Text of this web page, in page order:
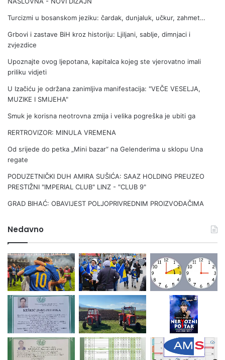
Turcizmi u bosanskom jeziku: čardak, dunjaluk, učkur, zahmet…
Grbovi i zastave BiH kroz historiju: Ljiljani, sablje, dimnjaci i
zvjezdice
Upoznajte ovog ljepotana, kapitalca kojeg ste vjerovatno imali
priliku vidjeti
U Izačiću je održana zanimljiva manifestacija: "VEČE VESELJA,
MUZIKE I SMIJEHA"
Smuk je korisna neotrovna zmija i velika pogreška je ubiti ga
RERTROVIZOR: MINULA VREMENA
Od srijede do petka „Mini bazar“ na Gelenderima u sklopu Una
regate
PODUZETNIČKI DUH AMIRA SUŠIĆA: SAAZ HOLDING PREUZEO
PRESTIŽNI "IMPERIAL CLUB" LINZ - "CLUB 9"
GRAD BIHAĆ: OBAVIJEST POLJOPRIVREDNIM PROIZVOĐAČIMA
Nedavno